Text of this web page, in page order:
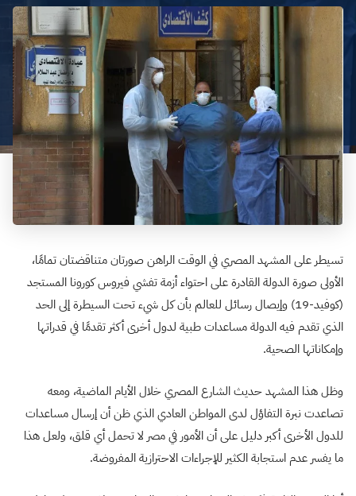
تسيطر على المشهد المصري في الوقت الراهن صورتان متناقضتان تمامًا،
الأولى صورة الدولة القادرة على احتواء أزمة تفشي فيروس كورونا المستجد
(كوفيد-19) وإيصال رسائل للعالم بأن كل شيء تحت السيطرة إلى الحد
الذي تقدم فيه الدولة مساعدات طبية لدول أخرى أكثر تقدمًا في قدراتها
وإمكاناتها الصحية.
وظل هذا المشهد حديث الشارع المصري خلال الأيام الماضية، ومعه
تصاعدت نبرة التفاؤل لدى المواطن العادي الذي ظن أن إرسال مساعدات
للدول الأخرى أكبر دليل على أن الأمور في مصر لا تحمل أي قلق، ولعل هذا
ما يفسر عدم استجابة الكثير للإجراءات الاحترازية المفروضة.